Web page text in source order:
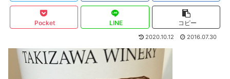
Pocket LINE コピー
2020.10.12 2016.07.30